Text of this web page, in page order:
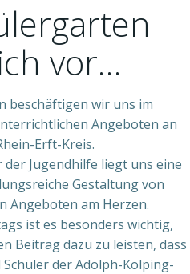
vor…
beschäftigen wir uns im
Angeboten an
Erft-Kreis.
Jugendhilfe liegt uns eine
Gestaltung von
Angeboten am Herzen.
ist es besonders wichtig,
Beitrag dazu zu leisten, dass
der Adolph-Kolping-